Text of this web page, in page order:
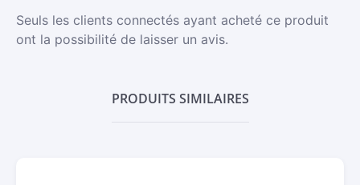
Seuls les clients connectés ayant acheté ce produit
ont la possibilité de laisser un avis.
PRODUITS SIMILAIRES